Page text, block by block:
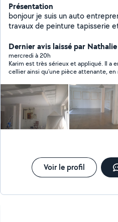
Présentation
bonjour je suis un auto
travaux de peinture tapisserie
Dernier avis laissé par
mercredi à 20h
Karim est très sérieux et appliqué. Il a entièrement repeint le
cellier ainsi qu’une pièce attenante,
correctement, la peinture est
nets. Le chantier a été respecté, les
laissé en ordre après intervention. Avis
recommande sans pb.
Voir le profil